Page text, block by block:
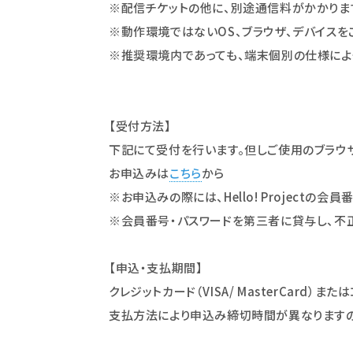
※配信チケットの他に、別途通信料がかかりま
※動作環境ではないOS、ブラウザ、デバイス
※推奨環境内であっても、端末個別の仕様に
【受付方法】
下記にて受付を行います。但しご使用のブラウ
お申込みはこちらから
※お申込みの際には、Hello! Projectの会員番
※会員番号・パスワードを第三者に貸与し、
【申込・支払期間】
クレジットカード（VISA/ MasterCard）また
支払方法により申込み締切時間が異なりますの